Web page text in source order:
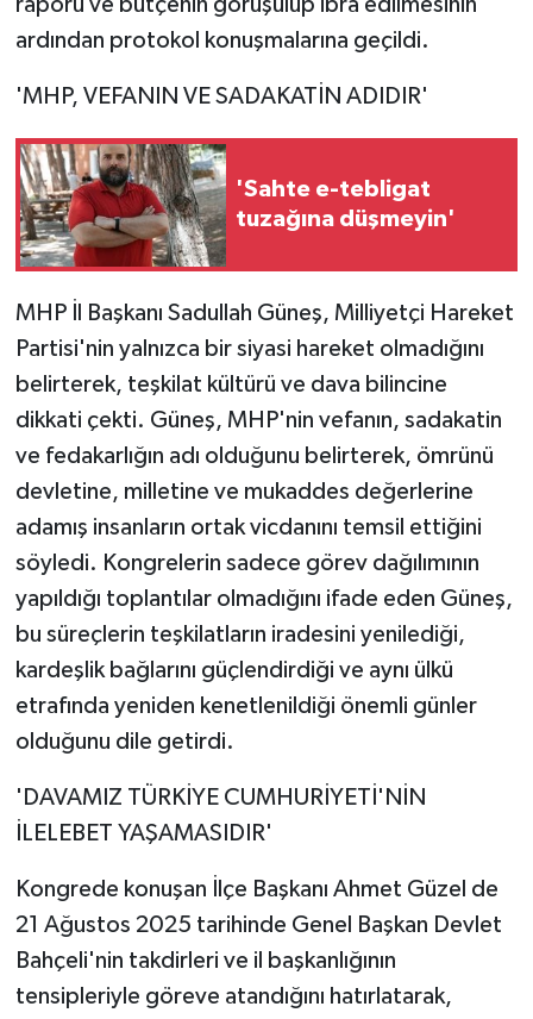
raporu ve bütçenin görüşülüp ibra edilmesinin
ardından protokol konuşmalarına geçildi.
'MHP, VEFANIN VE SADAKATİN ADIDIR'
'Sahte e-tebligat
tuzağına düşmeyin'
MHP İl Başkanı Sadullah Güneş, Milliyetçi Hareket
Partisi'nin yalnızca bir siyasi hareket olmadığını
belirterek, teşkilat kültürü ve dava bilincine
dikkati çekti. Güneş, MHP'nin vefanın, sadakatin
ve fedakarlığın adı olduğunu belirterek, ömrünü
devletine, milletine ve mukaddes değerlerine
adamış insanların ortak vicdanını temsil ettiğini
söyledi. Kongrelerin sadece görev dağılımının
yapıldığı toplantılar olmadığını ifade eden Güneş,
bu süreçlerin teşkilatların iradesini yenilediği,
kardeşlik bağlarını güçlendirdiği ve aynı ülkü
etrafında yeniden kenetlenildiği önemli günler
olduğunu dile getirdi.
'DAVAMIZ TÜRKİYE CUMHURİYETİ'NİN
İLELEBET YAŞAMASIDIR'
Kongrede konuşan İlçe Başkanı Ahmet Güzel de
21 Ağustos 2025 tarihinde Genel Başkan Devlet
Bahçeli'nin takdirleri ve il başkanlığının
tensipleriyle göreve atandığını hatırlatarak,